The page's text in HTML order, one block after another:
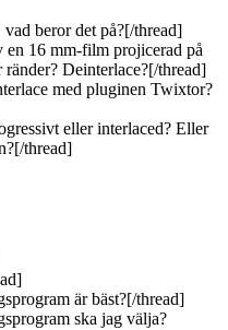
beror det på?[/thread]
en 16 mm-film projicerad på
Deinterlace?[/thread]
med pluginen Twixtor?
eller interlaced? Eller
thread]
är bäst?[/thread]
ska jag välja?